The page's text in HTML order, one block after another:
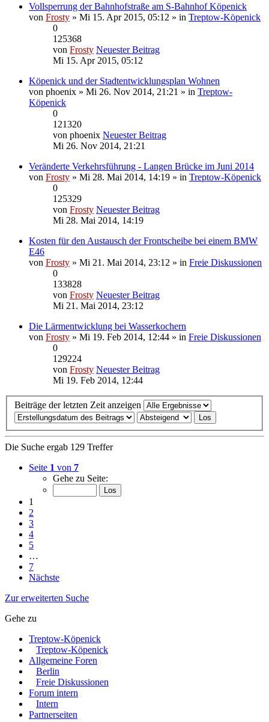
Vollsperrung der Bahnhofstraße am S-Bahnhof Köpenick
von Frosty » Mi 15. Apr 2015, 05:12 » in Treptow-Köpenick
0
125368
von Frosty Neuester Beitrag
Mi 15. Apr 2015, 05:12
Köpenick und der Stadtentwicklungsplan Wohnen
von phoenix » Mi 26. Nov 2014, 21:21 » in Treptow-
Köpenick
0
121320
von phoenix Neuester Beitrag
Mi 26. Nov 2014, 21:21
Veränderte Verkehrsführung - Langen Brücke im Juni 2014
von Frosty » Mi 28. Mai 2014, 14:19 » in Treptow-Köpenick
0
125329
von Frosty Neuester Beitrag
Mi 28. Mai 2014, 14:19
Kosten für den Austausch der Frontscheibe bei einem BMW
E46
von Frosty » Mi 21. Mai 2014, 23:12 » in Freie Diskussionen
0
133828
von Frosty Neuester Beitrag
Mi 21. Mai 2014, 23:12
Die Lärmentwicklung bei Wasserkochern
von Frosty » Mi 19. Feb 2014, 12:44 » in Freie Diskussionen
0
129224
von Frosty Neuester Beitrag
Mi 19. Feb 2014, 12:44
Beiträge der letzten Zeit anzeigen
Die Suche ergab 129 Treffer
Seite 1 von 7
Gehe zu Seite:
1
2
3
4
5
…
7
Nächste
Zur erweiterten Suche
Gehe zu
Treptow-Köpenick
Treptow-Köpenick
Allgemeine Foren
Berlin
Freie Diskussionen
Forum intern
Intern
Partnerseiten